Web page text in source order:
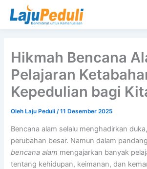
Hikmah Bencana
Pelajaran
Kepedulian bagi
Oleh Laju Peduli/11 Desember 2025
Bencana alam selalu menghadirkan
perubahan besar. Namun dalam
bencana alam mengajarkan banyak
tentang kehidupan, keimanan, dan